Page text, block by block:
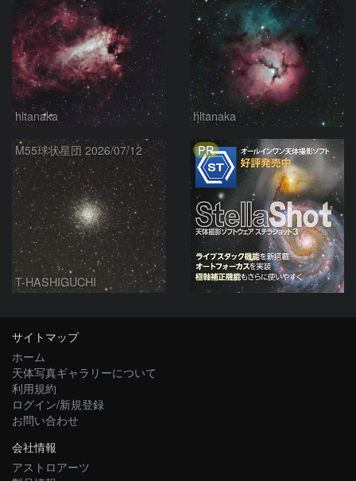
hltanaka hltanaka
M55球状星団 2026/07/12
T-HASHIGUCHI
PR
サイトマップ
ホーム
天体写真ギャラリーについて
利用規約
ログイン/新規登録
お問い合わせ
会社情報
アストロアーツ